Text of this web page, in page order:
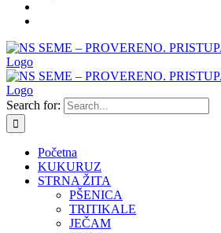
Search for:
Početna
KUKURUZ
STRNA ŽITA
PŠENICA
TRITIKALE
JEČAM